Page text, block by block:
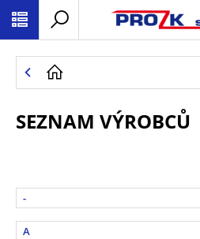
SEZNAM VÝROBCŮ
-
A